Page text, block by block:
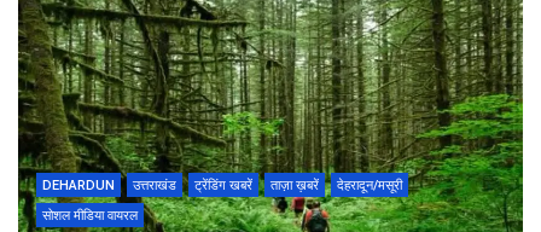
DEHARDUN उत्तराखंड ट्रेंडिंग खबरें ताज़ा ख़बरें
देहरादून/मसूरी
सोशल मीडिया वायरल